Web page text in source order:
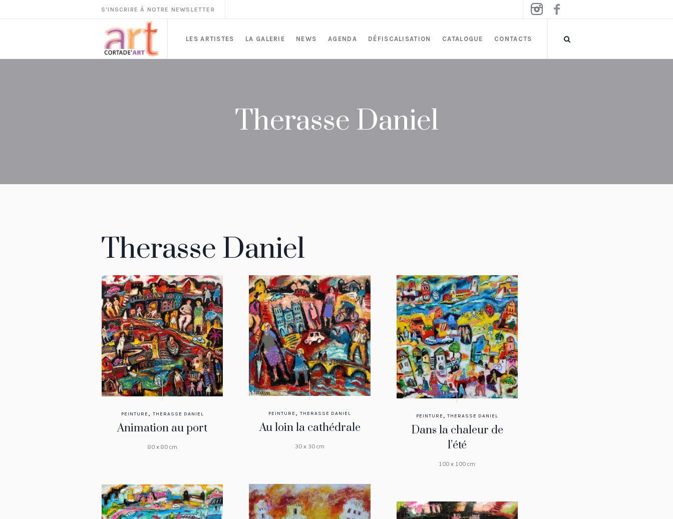
S'INSCRIRE À NOTRE NEWSLETTER
LES ARTISTES LA GALERIE NEWS AGENDA DÉFISCALISATION CATALOGUE CONTACTS
Therasse Daniel
Therasse Daniel
PEINTURE , THERASSE DANIEL
Animation au port
80 x 80 cm
PEINTURE , THERASSE DANIEL
Au loin la cathédrale
30 x 30 cm
PEINTURE ,THERASSE DANIEL
Dans la chaleur de
l’été
100 x 100 cm